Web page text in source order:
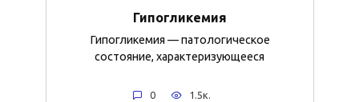
Гипогликемия
Гипогликемия — патологическое
состояние, характеризующееся
0 1.5к.